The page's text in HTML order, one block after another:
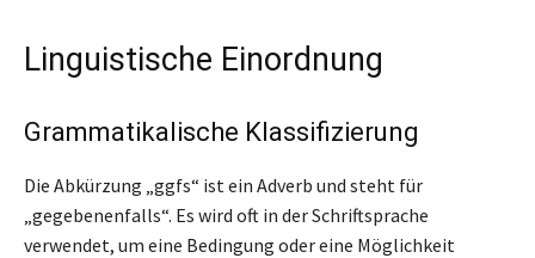
Linguistische Einordnung
Grammatikalische Klassifizierung
Die Abkürzung „ggfs“ ist ein Adverb und steht für
„gegebenenfalls“. Es wird oft in der Schriftsprache
verwendet, um eine Bedingung oder eine Möglichkeit